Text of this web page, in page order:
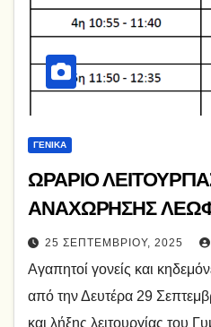
ΓΕΝΙΚΆ
ΩΡΑΡΙΟ
ΑΝΑΧΩΡΗΣΗΣ
25 ΣΕΠΤΕΜΒΡΊΟΥ, 2025
Αγαπητοί γονείς και
από την Δευτέρα 29
και λήξης λειτουργίας του